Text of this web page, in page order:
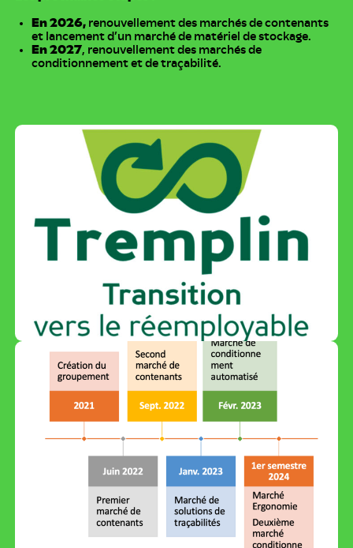
En 2026, renouvellement des marchés de contenants
et lancement d’un marché de matériel de stockage.
En 2027, renouvellement des marchés de
conditionnement et de traçabilité.